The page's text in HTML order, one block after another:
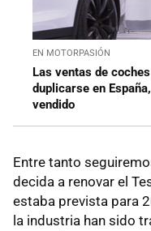
EN MOTORPASIÓN
Las ventas de
duplicarse en
vendido
Entre tanto
decida a renovar el
estaba prevista para
la industria han sido